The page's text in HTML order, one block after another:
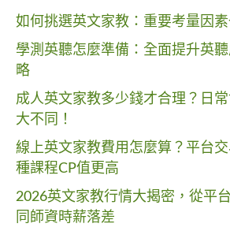
如何挑選英文家教：重要考量因
學測英聽怎麼準備：全面提升英
略
成人英文家教多少錢才合理？日
大不同！
線上英文家教費用怎麼算？平台
種課程CP值更高
2026英文家教行情大揭密，從平
同師資時薪落差